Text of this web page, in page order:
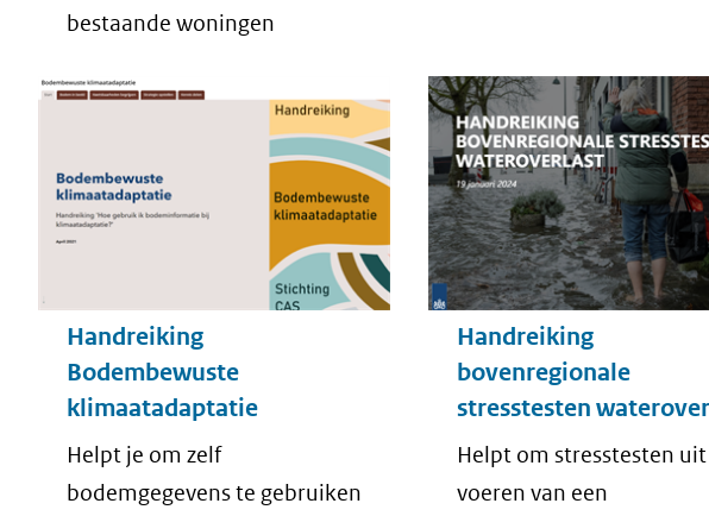
bestaande woningen
Handreiking
Bodembewuste
klimaatadaptatie
Helpt je om zelf
bodemgegevens te gebruiken
Handreiking
bovenregionale
stresstesten
Helpt om stresstesten
voeren van een